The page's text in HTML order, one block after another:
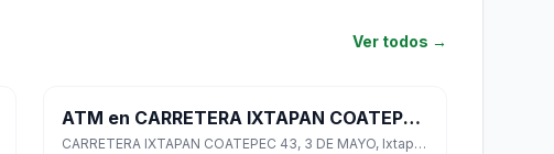
Ver todos →
ATM en CARRETERA IXTAPAN COATEPEC 43
CARRETERA IXTAPAN COATEPEC 43, 3 DE MAYO, Ixtapan de la Sal, México